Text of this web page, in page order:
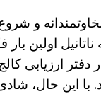
و
اولین
ارزیابی
این حال،